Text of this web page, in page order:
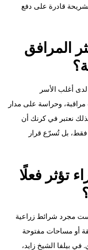
قادرة على دفع
المرافق
أغلب الأسر
مراقبة، وحراسة على مدار
نعتبر في كرنك أن
فقط، بل تُسرّع قرار
تؤثر فعلًا
مجرد شرائط زراعية
أو مساحات مفتوحة
بيلفا الشيخ زايد،